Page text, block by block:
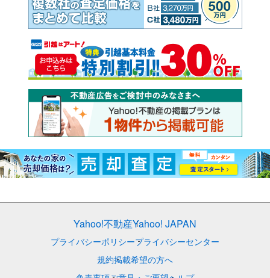
Yahoo!不動産Yahoo! JAPAN
プライバシーポリシープライバシーセンター
規約掲載希望の方へ